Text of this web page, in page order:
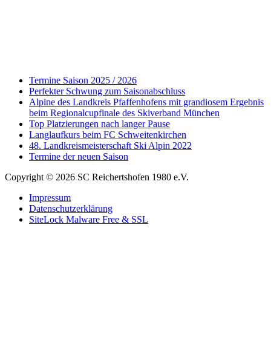
Termine Saison 2025 / 2026
Perfekter Schwung zum Saisonabschluss
Alpine des Landkreis Pfaffenhofens mit grandiosem Ergebnis
beim Regionalcupfinale des Skiverband München
Top Platzierungen nach langer Pause
Langlaufkurs beim FC Schweitenkirchen
48. Landkreismeisterschaft Ski Alpin 2022
Termine der neuen Saison
Copyright © 2026 SC Reichertshofen 1980 e.V.
Impressum
Datenschutzerklärung
SiteLock Malware Free & SSL